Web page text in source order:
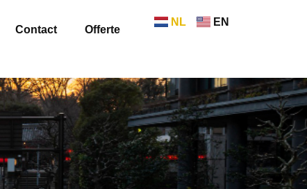
Contact Offerte
NL EN